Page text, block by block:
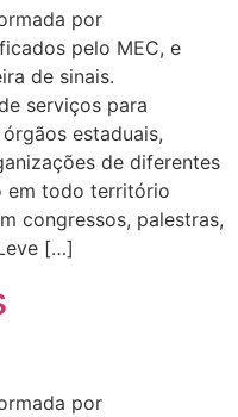
por
pelo MEC, e
de sinais.
serviços para
estaduais,
de diferentes
em todo território
congressos, palestras,
[…]
por